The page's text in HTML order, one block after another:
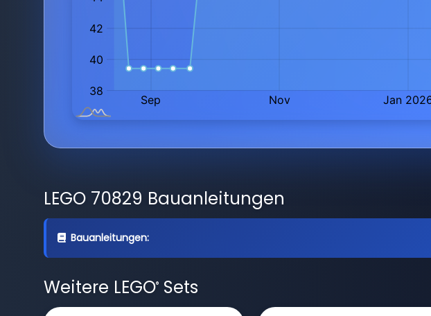
LEGO 70829 Bauanleitungen
Bauanleitungen:
Weitere LEGO®Sets